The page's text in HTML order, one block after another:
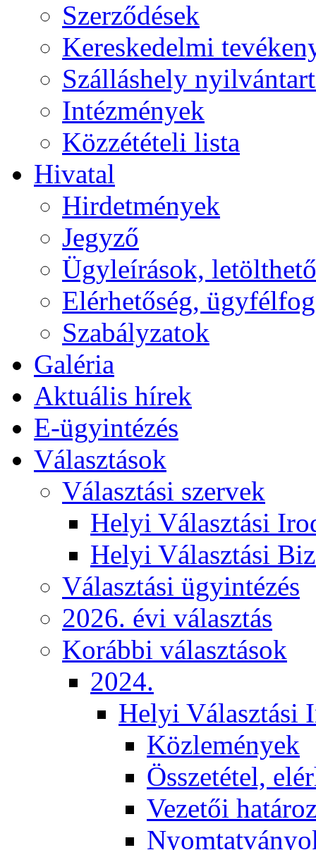
Szerződések
Kereskedelmi
Szálláshely
Intézmények
Közzétételi lista
Hivatal
Hirdetmények
Jegyző
Ügyleírások,
Elérhetőség,
Szabályzatok
Galéria
Aktuális hírek
E-ügyintézés
Választások
Választási szervek
Helyi Választási
Helyi Választási
Választási ügyintézés
2026. évi választás
Korábbi választások
2024.
Helyi Választási
Közlemények
Összetétel,
Vezetői